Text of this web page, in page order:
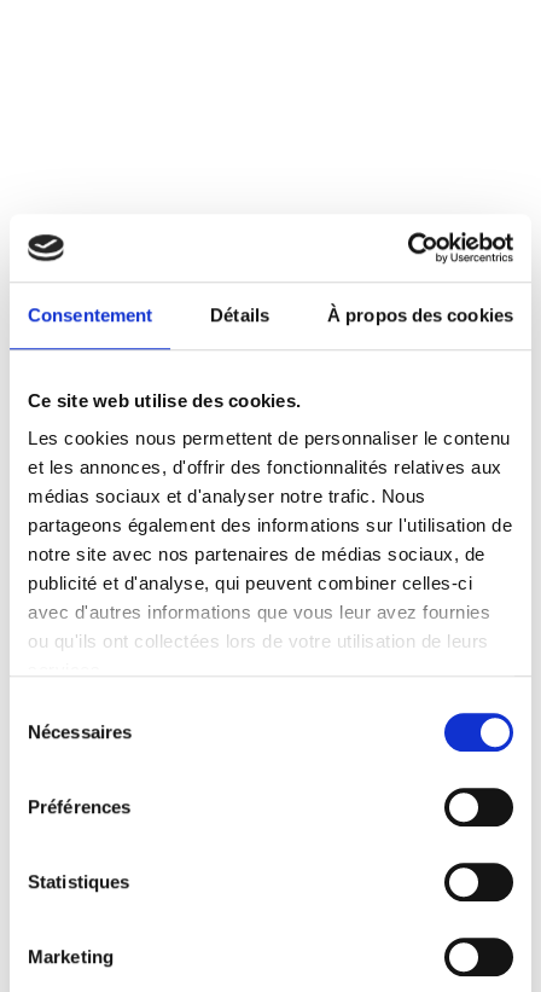
Consentement Détails À propos des cookies
Ce site web utilise des cookies.
Les cookies nous permettent de personnaliser le contenu
et les annonces, d'offrir des fonctionnalités relatives aux
médias sociaux et d'analyser notre trafic. Nous
partageons également des informations sur l'utilisation de
notre site avec nos partenaires de médias sociaux, de
publicité et d'analyse, qui peuvent combiner celles-ci
avec d'autres informations que vous leur avez fournies
ou qu'ils ont collectées lors de votre utilisation de leurs
Nécessaires
Préférences
Statistiques
Marketing
Agence digitale responsable
Notre objectif : maximiser
monde en mal d'attention